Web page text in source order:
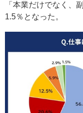
「本業だけでなく、
1.5％となった。